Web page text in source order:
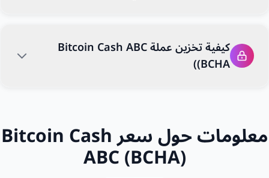
كيفية تخزين عملة Bitcoin Cash ABC
(BCHA)
معلومات حول سعر Bitcoin Cash
ABC (BCHA)